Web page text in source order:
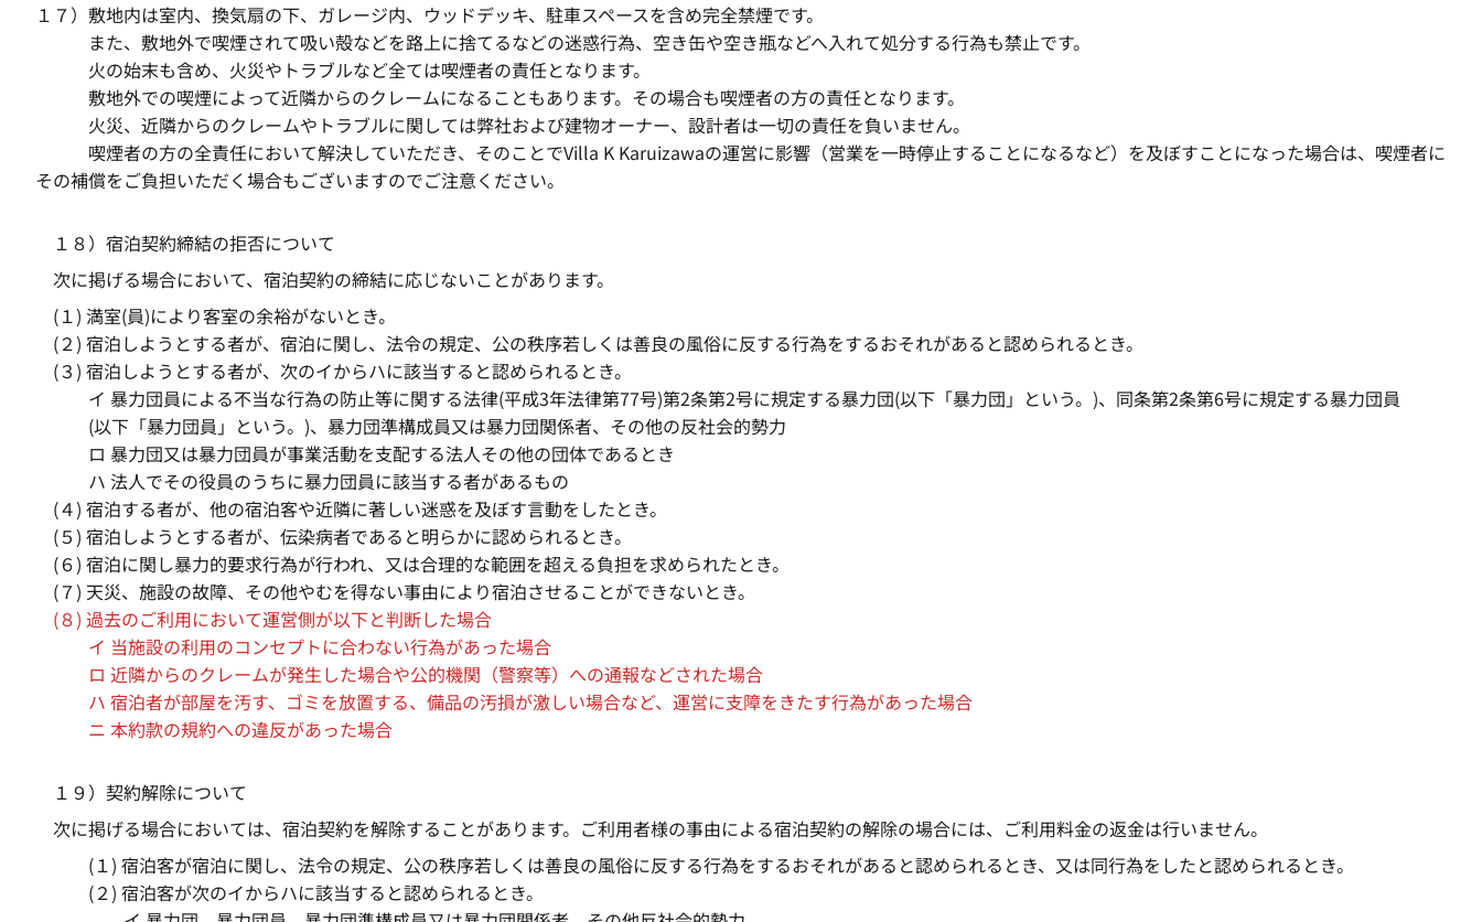
１７）敷地内は室内、換気扇の下、ガレージ内、ウッドデッキ、駐車スペースを含め完全禁煙です。
また、敷地外で喫煙されて吸い殻などを路上に捨てるなどの迷惑行為、空き缶や空き瓶などへ入れて処分する行為も禁止です。
火の始末も含め、火災やトラブルなど全ては喫煙者の責任となります。
敷地外での喫煙によって近隣からのクレームになることもあります。その場合も喫煙者の方の責任となります。
火災、近隣からのクレームやトラブルに関しては弊社および建物オーナー、設計者は一切の責任を負いません。
喫煙者の方の全責任において解決していただき、そのことでVilla K Karuizawaの運営に影響（営業を一時停止することになるなど）を及ぼすことになった場合は、喫煙者に
その補償をご負担いただく場合もございますのでご注意ください。
１８）宿泊契約締結の拒否について
次に掲げる場合において、宿泊契約の締結に応じないことがあります。
(１) 満室(員)により客室の余裕がないとき。
(２) 宿泊しようとする者が、宿泊に関し、法令の規定、公の秩序若しくは善良の風俗に反する行為をするおそれがあると認められるとき。
(３) 宿泊しようとする者が、次のイからハに該当すると認められるとき。
イ 暴力団員による不当な行為の防止等に関する法律(平成3年法律第77号)第2条第2号に規定する暴力団(以下「暴力団」という。)、同条第2条第6号に規定する暴力団員
(以下「暴力団員」という。)、暴力団準構成員又は暴力団関係者、その他の反社会的勢力
ロ 暴力団又は暴力団員が事業活動を支配する法人その他の団体であるとき
ハ 法人でその役員のうちに暴力団員に該当する者があるもの
(４) 宿泊する者が、他の宿泊客や近隣に著しい迷惑を及ぼす言動をしたとき。
(５) 宿泊しようとする者が、伝染病者であると明らかに認められるとき。
(６) 宿泊に関し暴力的要求行為が行われ、又は合理的な範囲を超える負担を求められたとき。
(７) 天災、施設の故障、その他やむを得ない事由により宿泊させることができないとき。
(８) 過去のご利用において運営側が以下と判断した場合
イ 当施設の利用のコンセプトに合わない行為があった場合
ロ 近隣からのクレームが発生した場合や公的機関（警察等）への通報などされた場合
ハ 宿泊者が部屋を汚す、ゴミを放置する、備品の汚損が激しい場合など、運営に支障をきたす行為があった場合
ニ 本約款の規約への違反があった場合
１９）契約解除について
次に掲げる場合においては、宿泊契約を解除することがあります。ご利用者様の事由による宿泊契約の解除の場合には、ご利用料金の返金は行いません。
(１) 宿泊客が宿泊に関し、法令の規定、公の秩序若しくは善良の風俗に反する行為をするおそれがあると認められるとき、又は同行為をしたと認められるとき。
(２) 宿泊客が次のイからハに該当すると認められるとき。